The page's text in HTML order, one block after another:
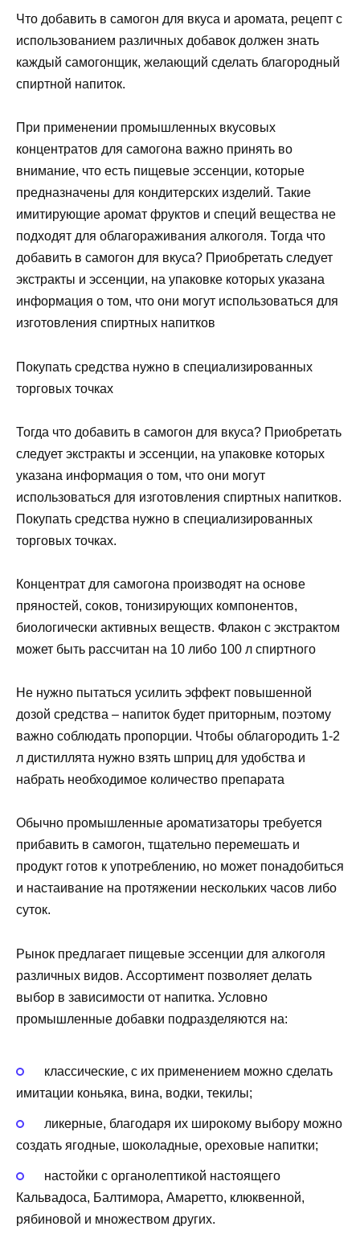
Что добавить в самогон для вкуса и аромата, рецепт с
использованием различных добавок должен знать
каждый самогонщик, желающий сделать благородный
спиртной напиток.
При применении промышленных вкусовых
концентратов для самогона важно принять во
внимание, что есть пищевые эссенции, которые
предназначены для кондитерских изделий. Такие
имитирующие аромат фруктов и специй вещества не
подходят для облагораживания алкоголя. Тогда что
добавить в самогон для вкуса? Приобретать следует
экстракты и эссенции, на упаковке которых указана
информация о том, что они могут использоваться для
изготовления спиртных напитков
Покупать средства нужно в специализированных
торговых точках
Тогда что добавить в самогон для вкуса? Приобретать
следует экстракты и эссенции, на упаковке которых
указана информация о том, что они могут
использоваться для изготовления спиртных напитков.
Покупать средства нужно в специализированных
торговых точках.
Концентрат для самогона производят на основе
пряностей, соков, тонизирующих компонентов,
биологически активных веществ. Флакон с экстрактом
может быть рассчитан на 10 либо 100 л спиртного
Не нужно пытаться усилить эффект повышенной
дозой средства – напиток будет приторным, поэтому
важно соблюдать пропорции. Чтобы облагородить 1-2
л дистиллята нужно взять шприц для удобства и
набрать необходимое количество препарата
Обычно промышленные ароматизаторы требуется
прибавить в самогон, тщательно перемешать и
продукт готов к употреблению, но может понадобиться
и настаивание на протяжении нескольких часов либо
суток.
Рынок предлагает пищевые эссенции для алкоголя
различных видов. Ассортимент позволяет делать
выбор в зависимости от напитка. Условно
промышленные добавки подразделяются на:
классические, с их применением можно сделать
имитации коньяка, вина, водки, текилы;
ликерные, благодаря их широкому выбору можно
создать ягодные, шоколадные, ореховые напитки;
настойки с органолептикой настоящего
Кальвадоса, Балтимора, Амаретто, клюквенной,
рябиновой и множеством других.